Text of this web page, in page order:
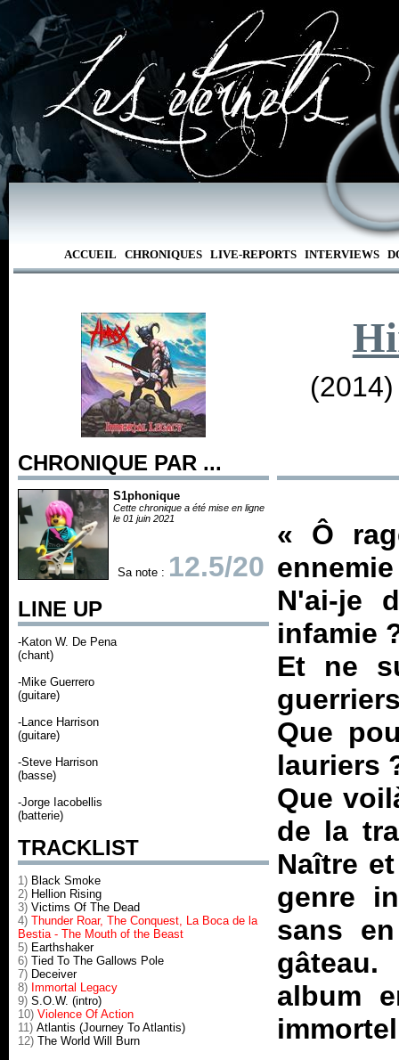
ACCUEIL CHRONIQUES LIVE-REPORTS INTERVIEWS
CHRONIQUE PAR ...
S1phonique
Cette chronique a été mise en ligne
le 01 juin 2021
Sa note : 12.5/20
LINE UP
-Katon W. De Pena
(chant)
-Mike Guerrero
(guitare)
-Lance Harrison
(guitare)
-Steve Harrison
(basse)
-Jorge Iacobellis
(batterie)
TRACKLIST
1) Black Smoke
2) Hellion Rising
3) Victims Of The Dead
4) Thunder Roar, The Conquest, La Boca de la
Bestia - The Mouth of the Beast
5) Earthshaker
6) Tied To The Gallows Pole
7) Deceiver
8) Immortal Legacy
9) S.O.W. (intro)
10) Violence Of Action
11) Atlantis (Journey To Atlantis)
12) The World Will Burn
« Ô
N'ai-je
infamie
Et ne
Que
lauriers
Que
de la
Naître
genre
sans
album